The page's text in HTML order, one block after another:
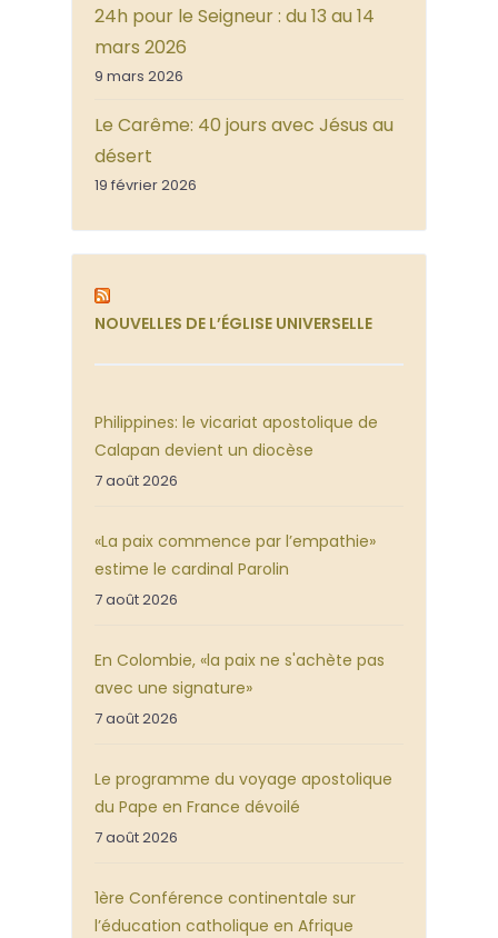
24h pour le Seigneur : du 13 au 14
mars 2026
9 mars 2026
Le Carême: 40 jours avec Jésus au
désert
19 février 2026
NOUVELLES DE L’ÉGLISE UNIVERSELLE
Philippines: le vicariat apostolique de
Calapan devient un diocèse
7 août 2026
«La paix commence par l’empathie»
estime le cardinal Parolin
7 août 2026
En Colombie, «la paix ne s'achète pas
avec une signature»
7 août 2026
Le programme du voyage apostolique
du Pape en France dévoilé
7 août 2026
1ère Conférence continentale sur
l’éducation catholique en Afrique